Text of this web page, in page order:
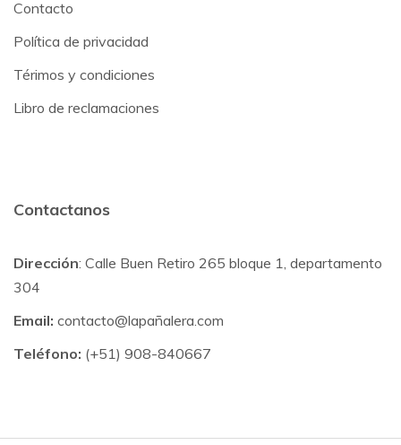
Contacto
Política de privacidad
Térimos y condiciones
Libro de reclamaciones
Contactanos
Dirección: Calle Buen Retiro 265 bloque 1, departamento
304
Email: contacto@lapañalera.com
Teléfono: (+51) 908-840667